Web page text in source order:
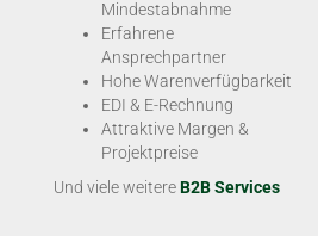
Mindestabnahme
Erfahrene
Ansprechpartner
Hohe Warenverfügbarkeit
EDI & E-Rechnung
Attraktive Margen &
Projektpreise
Und viele weitereB2B Services